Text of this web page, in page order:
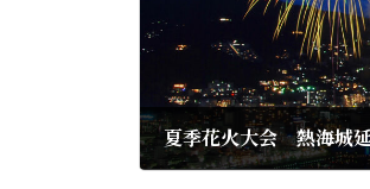
夏季花火大会 熱海城